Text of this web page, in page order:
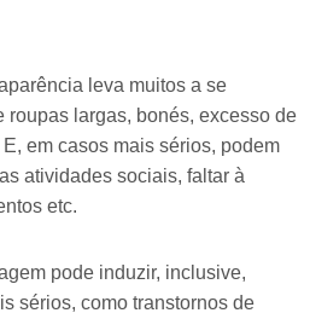
leva muitos a se
roupas largas, bonés, excesso de
em casos mais sérios, podem
atividades sociais, faltar à
etc.
pode induzir, inclusive,
sérios, como transtornos de